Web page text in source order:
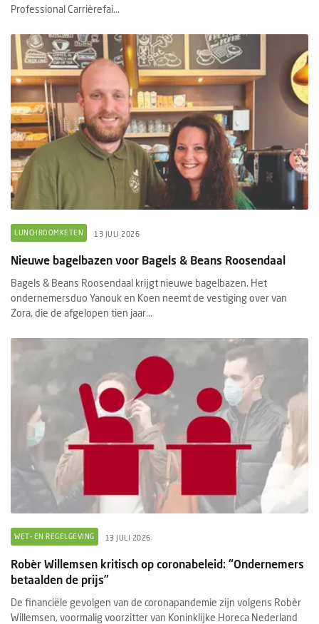
Professional Carrièrefai...
LUNCHROOMKETEN 13 JULI 2026
Nieuwe bagelbazen voor Bagels & Beans Roosendaal
Bagels & Beans Roosendaal krijgt nieuwe bagelbazen. Het
ondernemersduo Yanouk en Koen neemt de vestiging over van
Zora, die de afgelopen tien jaar...
WET- EN REGELGEVING 13 JULI 2026
Robèr Willemsen kritisch op coronabeleid: “Ondernemers
betaalden de prijs”
De financiële gevolgen van de coronapandemie zijn volgens Robèr
Willemsen, voormalig voorzitter van Koninklijke Horeca Nederland